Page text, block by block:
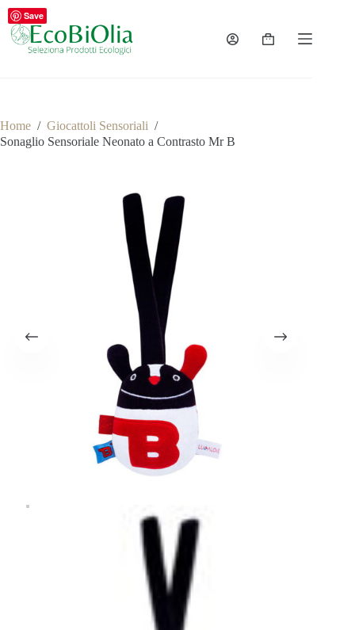
Salta
contenuto
Carrello
Home / Giocattoli Sensoriali /
Sonaglio Sensoriale Neonato a Contrasto Mr B
Save